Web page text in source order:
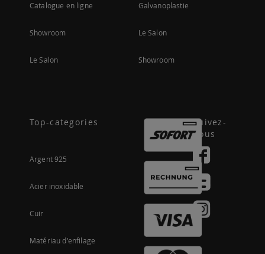
Catalogue en ligne
Showroom
Le Salon
Galvanoplastie
Le Salon
Showroom
Top-categories
Argent 925
Acier inoxidable
Cuir
Matériau d'enfilage
Suivez-
nous